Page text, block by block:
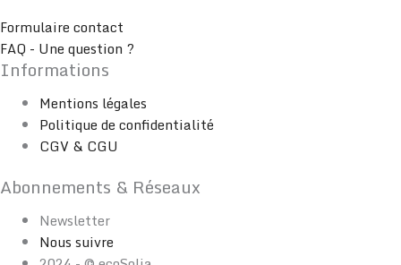
Formulaire contact
FAQ - Une question ?
Informations
Mentions légales
Politique de confidentialité
CGV & CGU
Abonnements & Réseaux
Newsletter
Nous suivre